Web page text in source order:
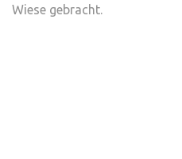
Wiese gebracht.